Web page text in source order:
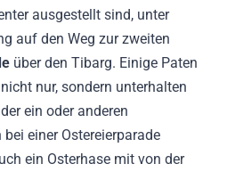
ausgestellt sind, unter
auf den Weg zur zweiten
über den Tibarg. Einige Paten
nur, sondern unterhalten
ein oder anderen
einer Ostereierparade
ein Osterhase mit von der